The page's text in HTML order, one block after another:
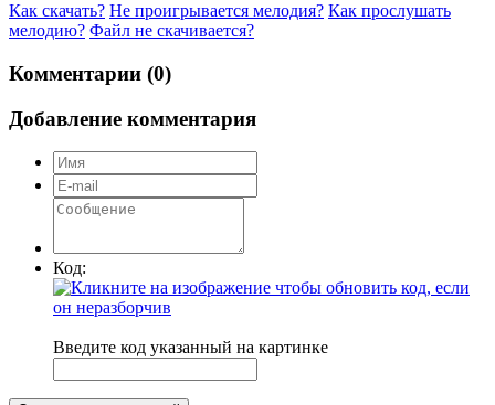
Как скачать? Не проигрывается мелодия? Как прослушать
мелодию? Файл не скачивается?
Комментарии (0)
Добавление комментария
Код:
Введите код указанный на картинке